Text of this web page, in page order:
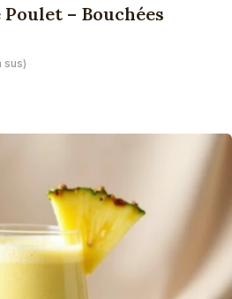
– Bouchées
sus)